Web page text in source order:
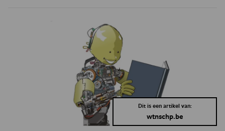
Dit is een artikel van:
wtnschp.be